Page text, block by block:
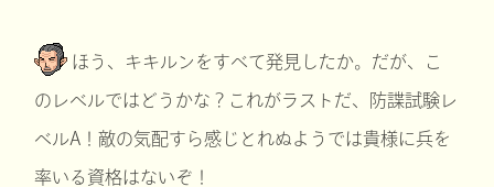
ほう、キキルンをすべて発見したか。だが、こ
のレベルではどうかな？これがラストだ、防諜試験レ
ベルA！敵の気配すら感じとれぬようでは貴様に兵を
率いる資格はないぞ！